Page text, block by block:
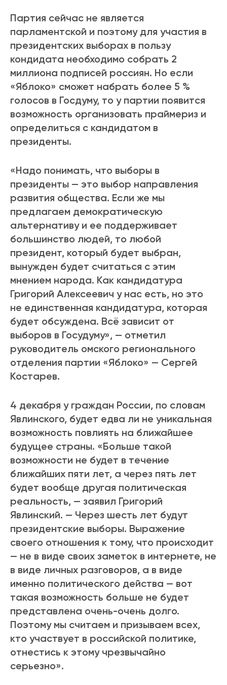
Партия сейчас не является
парламентской и поэтому для участия в
президентских выборах в пользу
кондидата необходимо собрать 2
миллиона подписей россиян. Но если
«Яблоко» сможет набрать более 5 %
голосов в Госдуму, то у партии появится
возможность организовать праймериз и
определиться с кандидатом в
президенты.
«Надо понимать, что выборы в
президенты — это выбор направления
развития общества. Если же мы
предлагаем демократическую
альтернативу и ее поддерживает
большинство людей, то любой
президент, который будет выбран,
вынужден будет считаться с этим
мнением народа. Как кандидатура
Григорий Алексеевич у нас есть, но это
не единственная кандидатура, которая
будет обсуждена. Всё зависит от
выборов в Госудуму», — отметил
руководитель омского регионального
отделения партии «Яблоко» — Сергей
Костарев.
4 декабря у граждан России, по словам
Явлинского, будет едва ли не уникальная
возможность повлиять на ближайшее
будущее страны. «Больше такой
возможности не будет в течение
ближайших пяти лет, а через пять лет
будет вообще другая политическая
реальность, — заявил Григорий
Явлинский. — Через шесть лет будут
президентские выборы. Выражение
своего отношения к тому, что происходит
— не в виде своих заметок в интернете, не
в виде личных разговоров, а в виде
именно политического действа — вот
такая возможность больше не будет
представлена очень-очень долго.
Поэтому мы считаем и призываем всех,
кто участвует в российской политике,
отнестись к этому чрезвычайно
серьезно».